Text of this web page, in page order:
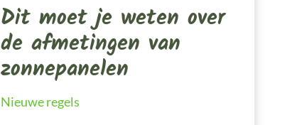
Dit moet je weten over
de afmetingen van
zonnepanelen
Nieuwe regels